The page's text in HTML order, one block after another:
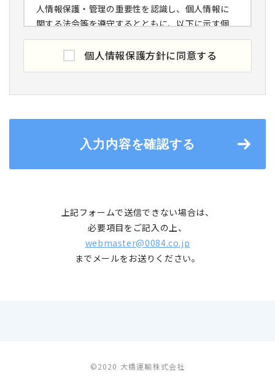
人情報保護・管理の重要性を認識し、個人情報に
関する法令等を遵守するとともに、以下に示す個
人情報保護方針を定めるとともに、個人情報保護
マネジメントシステムを構築し、これを実行し、
個人情報の取得と利用
情報を取得し、目的外の利用は行わないととも
提供いただいた個人情報を次の目的達成に必要な
範囲で取扱います。
1.当社との間における以下の業務契約の締結、履
個人情報保護方針に同意する
入力内容を確認する
上記フォームで送信できない場合は、
必要項目をご記入の上、
webmaster@0084.co.jp
までメールをお送りください。
©2020 大橋運輸株式会社